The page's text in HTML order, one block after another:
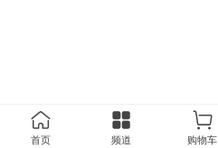
首页 频道 购物车